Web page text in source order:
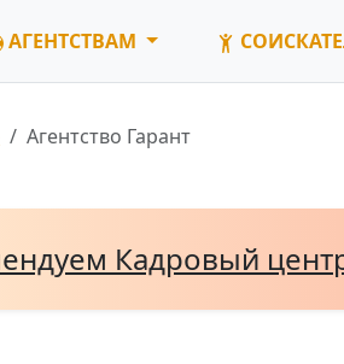
АГЕНТСТВАМ
Агентство Гарант
Кадровый